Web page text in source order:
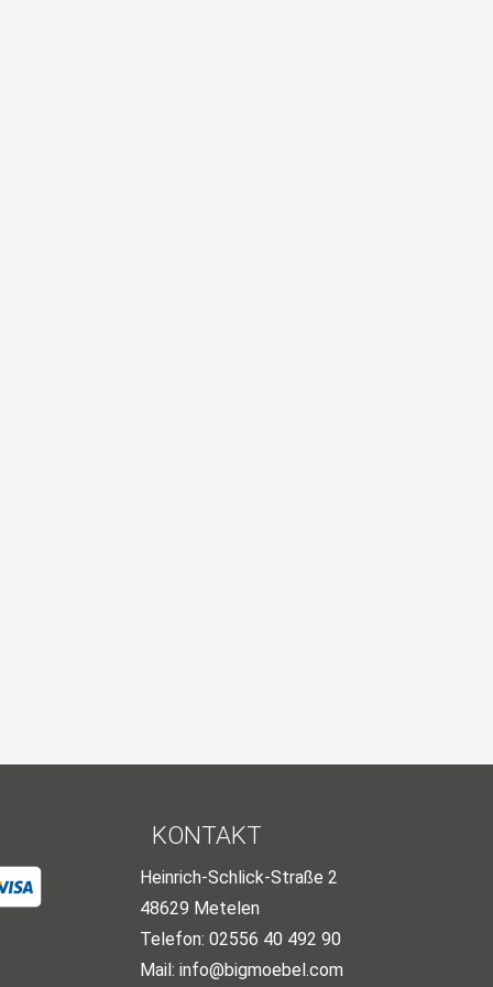
KONTAKT
Heinrich-Schlick-Straße 2
48629 Metelen
Telefon: 02556 40 492 90
Mail: info@bigmoebel.com